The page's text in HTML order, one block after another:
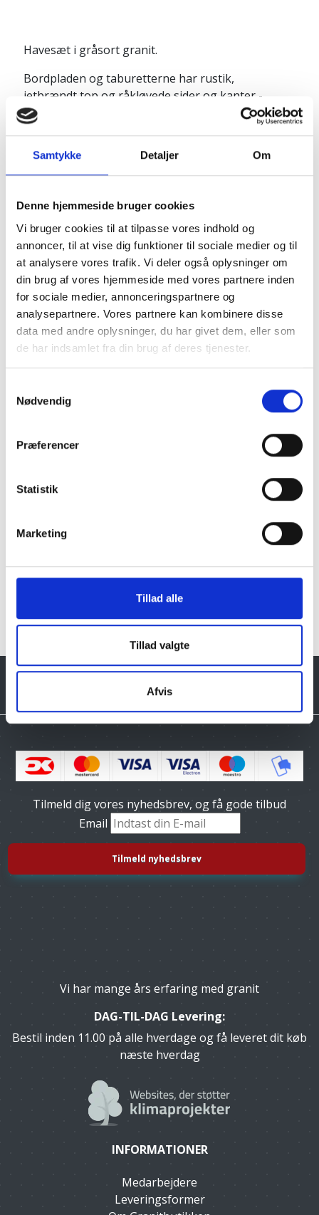
Samtykke Detaljer Om
Denne hjemmeside bruger cookies
Vi bruger cookies til at tilpasse vores indhold og
annoncer, til at vise dig funktioner til sociale medier og til
at analysere vores trafik. Vi deler også oplysninger om
din brug af vores hjemmeside med vores partnere inden
for sociale medier, annonceringspartnere og
analysepartnere. Vores partnere kan kombinere disse
data med andre oplysninger, du har givet dem, eller som
de har indsamlet fra din brug af deres tjenester.
Nødvendig
Præferencer
Statistik
Marketing
Tillad alle
Tillad valgte
Afvis
Havesæt i gråsort granit.
Bordpladen og taburetterne har rustik,
jetbrændt top og råkløvede sider og kanter -
velegnet til enhver haveindretning.
Skal dit møbelsæt anvendes i en speciel anledning
eller som gave til en helt speciel person, har du
mulighed for at få indhugget en personlig tekst
denne mulighed herunder og kontakte os med din
tekst eller tegning.
Produktinfo:
Bord mål: H 74 x L/B 95 cm
Taburetter mål: H45 x L/B 30 cm
Vægt: ca. 750 kg
Sættet indeholder 1 bord og 4 taburetter
Naturprodukt – variationer forekommer
Granit er et naturmateriale, og variationer i farve og
vejledende.
Klik her for Havemøbler oversigt
Tilmeld dig vores nyhedsbrev, og få gode tilbud
Email
Vi har mange års erfaring med granit
DAG-TIL-DAG Levering:
Bestil inden 11.00 på alle hverdage og få leveret dit køb
næste hverdag
INFORMATIONER
Medarbejdere
Leveringsformer